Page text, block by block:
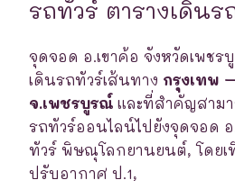
รถทัวร์ ตารางเดินร
จุดจอด อ.เขาค้อ จังหวัดเพช
เดินรถทัวร์เส้นทาง กรุงเทพ
จ.เพชรบูรณ์ และที่สำคัญสาม
รถทัวร์ออนไลน์ไปยังจุดจอด
ทัวร์ พิษณุโลกยานยนต์, โดยเ
ปรับอากาศ ป.1,